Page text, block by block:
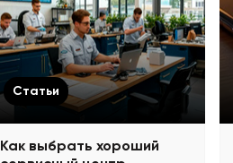
Статьи
Как выбрать хороший